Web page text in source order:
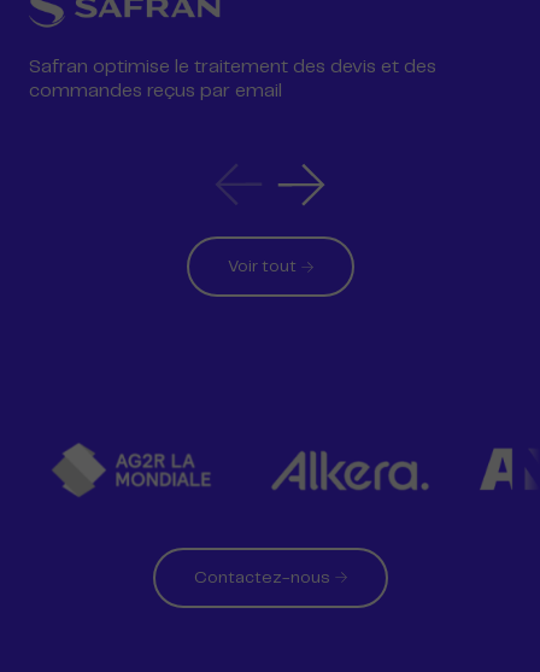
Automation
story
Automation
story
Voir tout
Safran optimise le traitement des devis et des
commandes reçus par email
Contactez-nous